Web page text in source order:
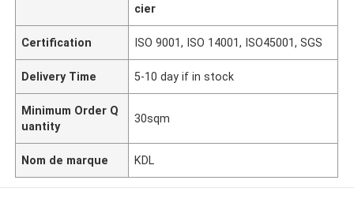
cier
Certification ISO 9001, ISO 14001, ISO45001, SGS
Delivery Time 5-10 day if in stock
Minimum Order Q
uantity
30sqm
Nom de marque KDL